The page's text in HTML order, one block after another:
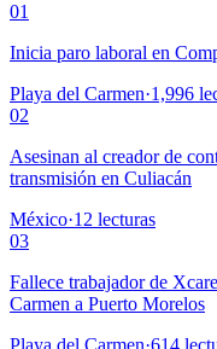
01
Inicia paro laboral en
Playa del Carmen·1,996
02
Asesinan al creador de
transmisión en Culiacán
México·12 lecturas
03
Fallece trabajador de
Carmen a Puerto Morelos